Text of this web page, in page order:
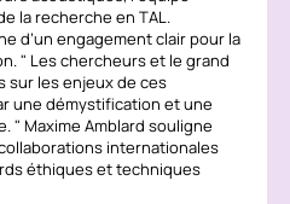
la recherche en TAL.
d’un engagement clair pour la
Les chercheurs et le grand
sur les enjeux de ces
une démystification et une
Maxime Amblard souligne
internationales
éthiques et techniques